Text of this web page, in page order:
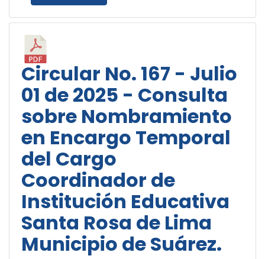
Circular No. 167 - Julio
01 de 2025 - Consulta
sobre Nombramiento
en Encargo Temporal
del Cargo
Coordinador de
Institución Educativa
Santa Rosa de Lima
Municipio de Suárez.